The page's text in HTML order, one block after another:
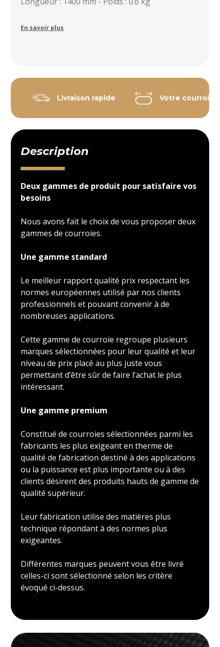
En savoir plus
Livraison rapide Votre courroie
Description
Deux gammes de produit pour satisfaire vos
besoins
Nous avons fait le choix de vous proposer deux
gammes de courroies.
Une gamme standard
Le meilleur rapport qualité prix respectant les
normes européennes utilisé par nos clients
professionnels et pouvant convenir à de
nombreuses applications.
Cette gamme de courroie regroupe plusieurs
marques sélectionnées pour leur qualité et leur
niveau de prix placé au plus juste vous
permettant d’être sûr de faire l’achat le plus
intéressant.
Une gamme premium
Constitué de courroies sélectionnées parmi les
fabricants les plus exigeant en therme de
qualité de fabrication destiné à des applications
ou la puissance est plus importante ou à des
clients désirent des produits hauts de gamme de
qualité supérieur.
Leur fabrication utilise des matières plus
technique répondant à des normes plus
exigeantes.
Différentes marques peuvent vous être livré
celles-ci sont sélectionné selon les critère
évoqué ci-dessus.